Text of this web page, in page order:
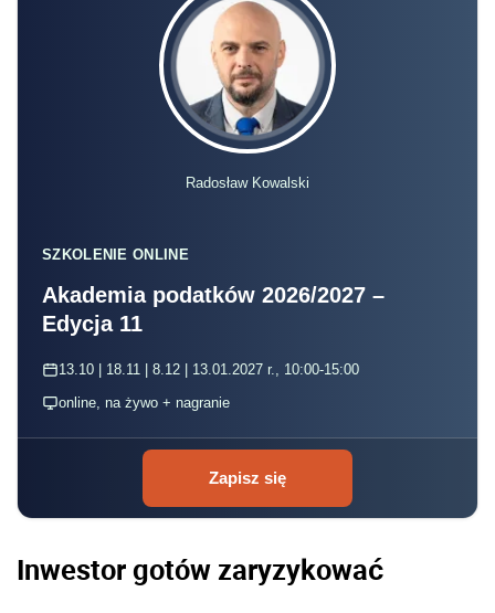
Radosław Kowalski
SZKOLENIE ONLINE
Akademia podatków 2026/2027 –
Edycja 11
13.10 | 18.11 | 8.12 | 13.01.2027 r., 10:00-15:00
online, na żywo + nagranie
Zapisz się
Inwestor gotów zaryzykować